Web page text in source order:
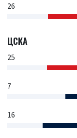
26
ЦСКА
25
7
16